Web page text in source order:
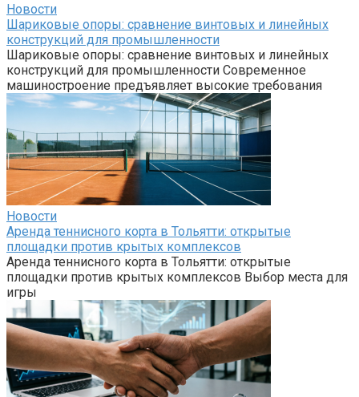
Новости
Шариковые опоры: сравнение винтовых и линейных
конструкций для промышленности
Шариковые опоры: сравнение винтовых и линейных
конструкций для промышленности Современное
машиностроение предъявляет высокие требования
Новости
Аренда теннисного корта в Тольятти: открытые
площадки против крытых комплексов
Аренда теннисного корта в Тольятти: открытые
площадки против крытых комплексов Выбор места для
игры